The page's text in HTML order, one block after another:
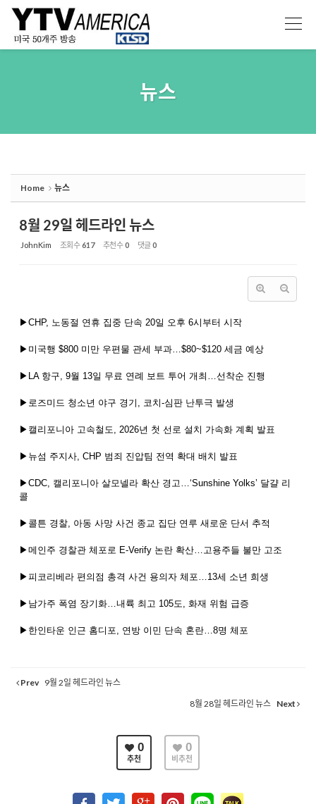
뉴스
Home 뉴스
8월 29일 헤드라인 뉴스
JohnKim 조회 수617 추천 수0 댓글0
▶CHP, 노동절 연휴 집중 단속 20일 오후 6시부터 시작
▶미국행 $800 미만 우편물 관세 부과…$80~$120 세금 예상
▶LA 항구, 9월 13일 무료 연례 보트 투어 개최…선착순 진행
▶로즈미드 청소년 야구 경기, 코치-심판 난투극 발생
▶캘리포니아 고속철도, 2026년 첫 선로 설치 가속화 계획 발표
▶뉴섬 주지사, CHP 범죄 진압팀 전역 확대 배치 발표
▶CDC, 캘리포니아 살모넬라 확산 경고…‘Sunshine Yolks’ 달걀 리
콜
▶콜튼 경찰, 아동 사망 사건 종교 집단 연루 새로운 단서 추적
▶메인주 경찰관 체포로 E-Verify 논란 확산…고용주들 불만 고조
▶피코리베라 편의점 총격 사건 용의자 체포…13세 소년 희생
▶남가주 폭염 장기화…내륙 최고 105도, 화재 위험 급증
▶한인타운 인근 홈디포, 연방 이민 단속 혼란…8명 체포
Prev 9월 2일 헤드라인 뉴스
8월 28일 헤드라인 뉴스 Next
0
추천
0
비추천